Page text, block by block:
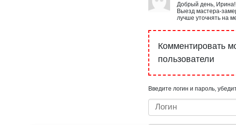
Добрый день, Ирина!
Выезд мастера-
лучше уточнять на
Комментировать
пользователи
Введите логин и пароль,